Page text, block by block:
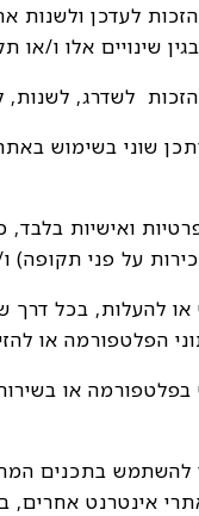
הזכות לעדכן
שינויים אלו ו/
פרטיות ואישיות
על פני תקופה)
להעלות, בכל דרך
הפלטפורמה או
בפלטפורמה או
או להשתמש
אינטרנט אחרים,